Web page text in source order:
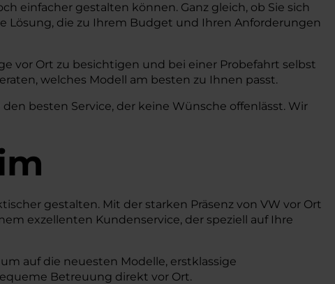
einfacher gestalten können. Ganz gleich, ob Sie sich
Lösung, die zu Ihrem Budget und Ihren Anforderungen
vor Ort zu besichtigen und bei einer Probefahrt selbst
welches Modell am besten zu Ihnen passt.
besten Service, der keine Wünsche offenlässt. Wir
gestalten. Mit der starken Präsenz von VW vor Ort
exzellenten Kundenservice, der speziell auf Ihre
auf die neuesten Modelle, erstklassige
Betreuung direkt vor Ort.